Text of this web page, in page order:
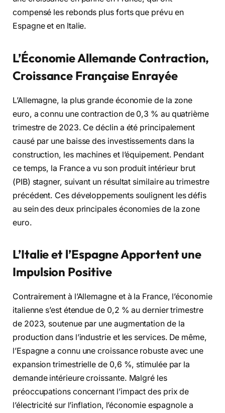
compensé les rebonds plus forts que prévu en
Espagne et en Italie.
L’Économie Allemande Contraction,
Croissance Française Enrayée
L’Allemagne, la plus grande économie de la zone
euro, a connu une contraction de 0,3 % au quatrième
trimestre de 2023. Ce déclin a été principalement
causé par une baisse des investissements dans la
construction, les machines et l’équipement. Pendant
ce temps, la France a vu son produit intérieur brut
(PIB) stagner, suivant un résultat similaire au trimestre
précédent. Ces développements soulignent les défis
au sein des deux principales économies de la zone
euro.
L’Italie et l’Espagne Apportent une
Impulsion Positive
Contrairement à l’Allemagne et à la France, l’économie
italienne s’est étendue de 0,2 % au dernier trimestre
de 2023, soutenue par une augmentation de la
production dans l’industrie et les services. De même,
l’Espagne a connu une croissance robuste avec une
expansion trimestrielle de 0,6 %, stimulée par la
demande intérieure croissante. Malgré les
préoccupations concernant l’impact des prix de
l’électricité sur l’inflation, l’économie espagnole a